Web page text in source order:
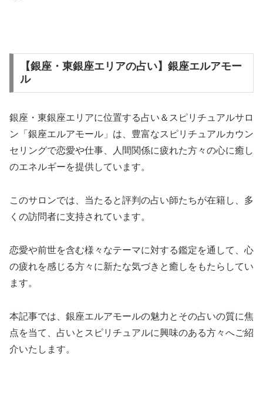
【銀座・東銀座エリアの占い】銀座エルアモー
ル
銀座・東銀座エリアに位置する占い＆スピリチュアルサロ
ン「銀座エルアモール」は、豊富なスピリチュアルカウン
セリングで恋愛や仕事、人間関係に疲れた方々の心に癒し
のエネルギーを提供しています。
このサロンでは、当たると評判の占い師たちが在籍し、多
くの訪問者に支持されています。
恋愛や前世を含む様々なテーマに対する鑑定を通して、心
の疲れを感じる方々に新たな気づきと癒しをもたらしてい
ます。
本記事では、銀座エルアモールの魅力とその占いの質に焦
点を当て、占いとスピリチュアルに興味のある方々へご紹
介いたします。